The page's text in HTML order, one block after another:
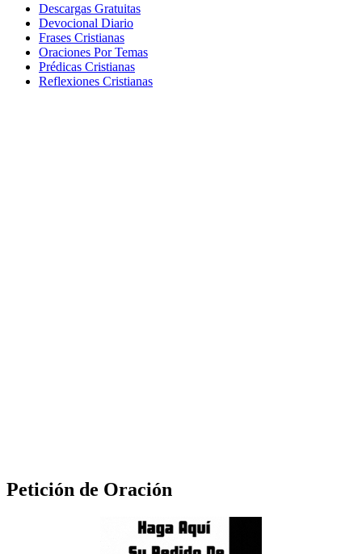
Descargas Gratuitas
Devocional Diario
Frases Cristianas
Oraciones Por Temas
Prédicas Cristianas
Reflexiones Cristianas
Petición de Oración